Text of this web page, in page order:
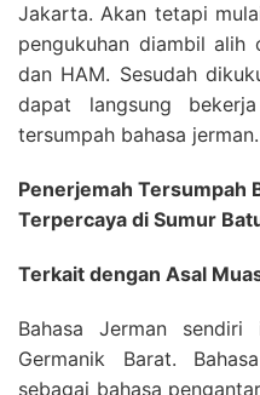
Jakarta. Akan tetapi
pengukuhan diambil alih
dan HAM. Sesudah
dapat langsung
tersumpah bahasa jerman.
Penerjemah Tersumpah
Terpercaya di Sumur
Terkait dengan Asal
Bahasa Jerman
Germanik Barat.
sebagai bahasa